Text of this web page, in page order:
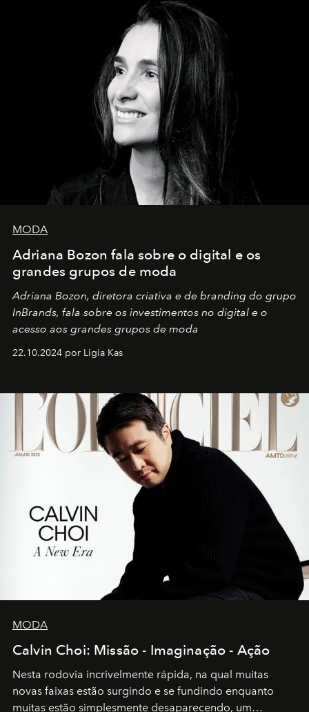
MODA
Adriana Bozon fala sobre o digital e os
grandes grupos de moda
Adriana Bozon, diretora criativa e de branding do grupo
InBrands, fala sobre os investimentos no digital e o
acesso aos grandes grupos de moda
22.10.2024 por Ligia Kas
MODA
Calvin Choi: Missão - Imaginação - Ação
Nesta rodovia incrivelmente rápida, na qual muitas
novas faixas estão surgindo e se fundindo enquanto
muitas estão simplesmente desaparecendo, um